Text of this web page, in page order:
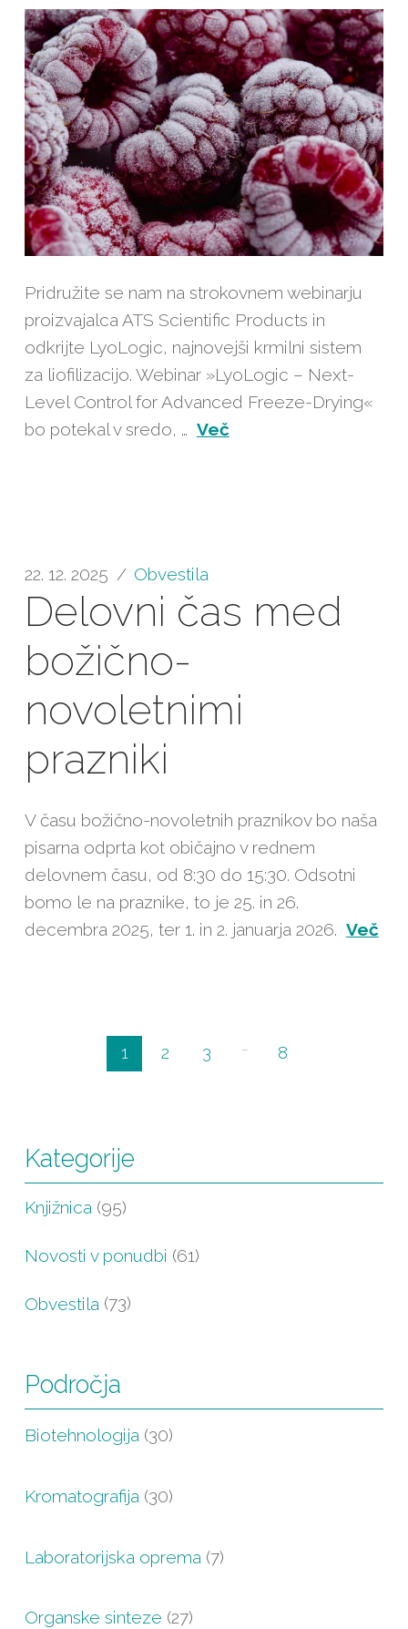
Pridružite se nam na strokovnem webinarju
proizvajalca ATS Scientific Products in
odkrijte LyoLogic, najnovejši krmilni sistem
za liofilizacijo. Webinar »LyoLogic – Next-
Level Control for Advanced Freeze-Drying«
bo potekal v sredo, … Več
22. 12. 2025 Obvestila
Delovni čas med
božično-
novoletnimi
prazniki
V času božično-novoletnih praznikov bo naša
pisarna odprta kot običajno v rednem
delovnem času, od 8:30 do 15:30. Odsotni
bomo le na praznike, to je 25. in 26.
decembra 2025, ter 1. in 2. januarja 2026. Več
1 2 3 ... 8
Kategorije
Knjižnica (95)
Novosti v ponudbi (61)
Obvestila (73)
Področja
Biotehnologija (30)
Kromatografija (30)
Laboratorijska oprema (7)
Organske sinteze (27)